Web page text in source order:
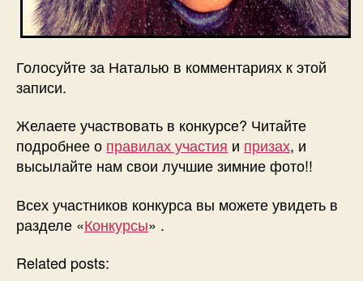
Голосуйте за Наталью в комментариях к этой
записи.
Желаете участвовать в конкурсе? Читайте
подробнее о правилах участия и призах, и
высылайте нам свои лучшие зимние фото!!
Всех участников конкурса вы можете увидеть в
разделе «Конкурсы» .
Related posts: